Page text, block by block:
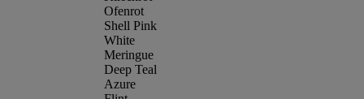
Ofenrot
Shell Pink
White
Meringue
Deep Teal
Azure